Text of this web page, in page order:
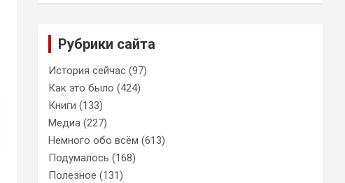
Рубрики сайта
История сейчас (97)
Как это было (424)
Книги (133)
Медиа (227)
Немного обо всём (613)
Подумалось (168)
Полезное (131)